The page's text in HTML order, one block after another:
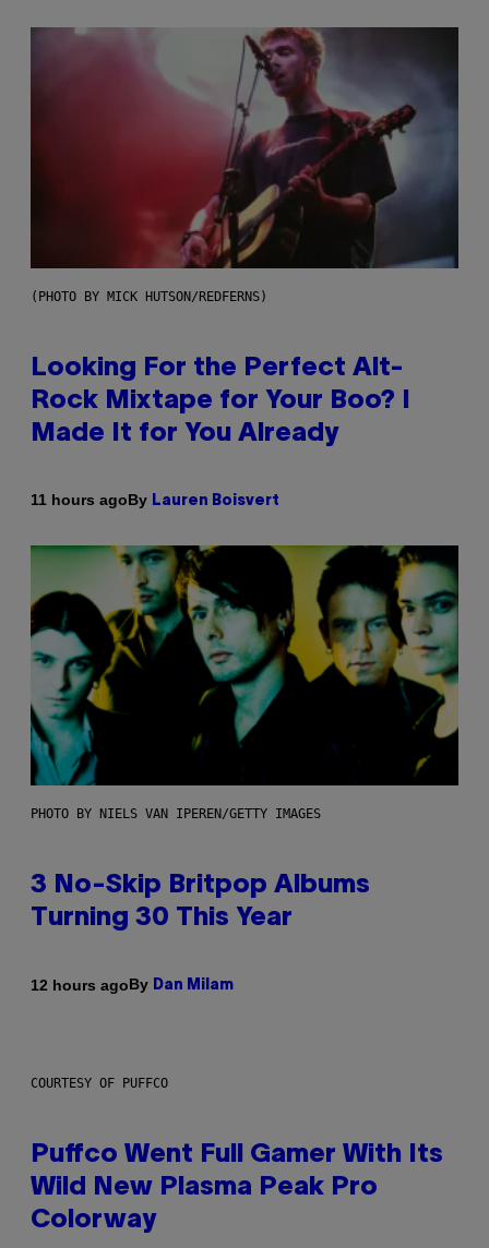
(PHOTO BY MICK HUTSON/REDFERNS)
Looking For the Perfect Alt-
Rock Mixtape for Your Boo? I
Made It for You Already
11 hours agoBy Lauren Boisvert
PHOTO BY NIELS VAN IPEREN/GETTY IMAGES
3 No-Skip Britpop Albums
Turning 30 This Year
12 hours agoBy Dan Milam
COURTESY OF PUFFCO
Puffco Went Full Gamer With Its
Wild New Plasma Peak Pro
Colorway